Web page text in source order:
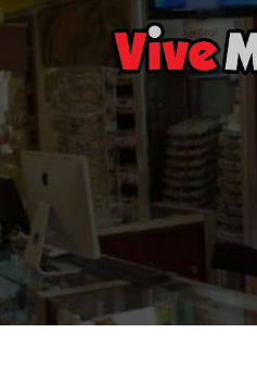
Saltar
contenido